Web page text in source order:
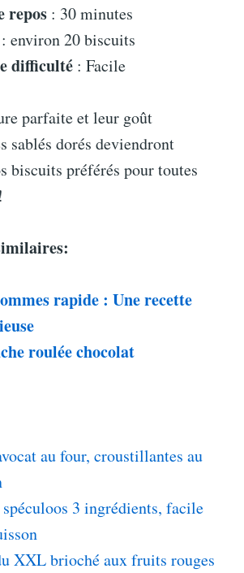
repos : 30 minutes
: environ 20 biscuits
difficulté : Facile
parfaite et leur goût
sablés dorés deviendront
biscuits préférés pour toutes
rapide : Une recette
roulée chocolat
au four, croustillantes au
3 ingrédients, facile
XXL brioché aux fruits rouges